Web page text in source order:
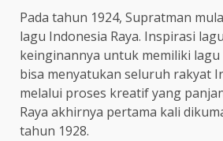
Pada tahun 1924, Supratman
lagu Indonesia Raya. Inspirasi
keinginannya untuk memiliki
bisa menyatukan seluruh rakyat
melalui proses kreatif yang
Raya akhirnya pertama kali
tahun 1928.